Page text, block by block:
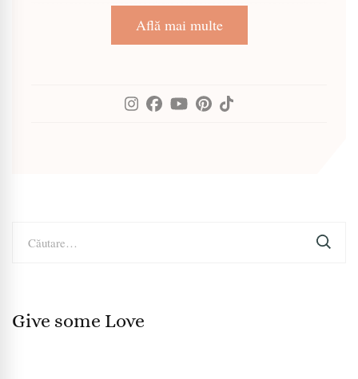
Află mai multe
după:
Give some Love